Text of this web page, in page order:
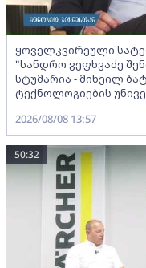
ყოველკვირეული
"სანდრო ვეფხვაძე
სტუმარია - მიხეილ
ტექნოლოგიების
2026/08/08 13:57
50:32